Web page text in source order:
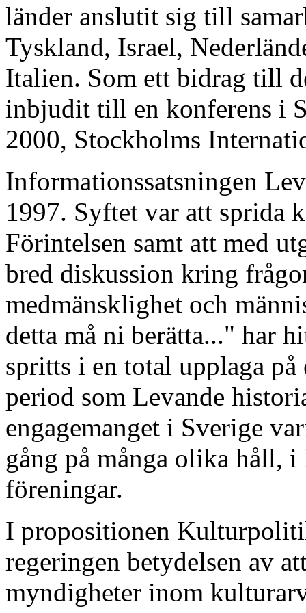
länder anslutit sig till
Tyskland, Israel,
Italien. Som ett bidrag till
inbjudit till en konferens i
2000, Stockholms
Informationssatsningen
1997. Syftet var att sprida
Förintelsen samt att med
bred diskussion kring
medmänsklighet och
detta må ni berätta..." har
spritts i en total upplaga
period som Levande
engagemanget i Sverige
gång på många olika håll,
föreningar.
I propositionen
regeringen betydelsen av
myndigheter inom